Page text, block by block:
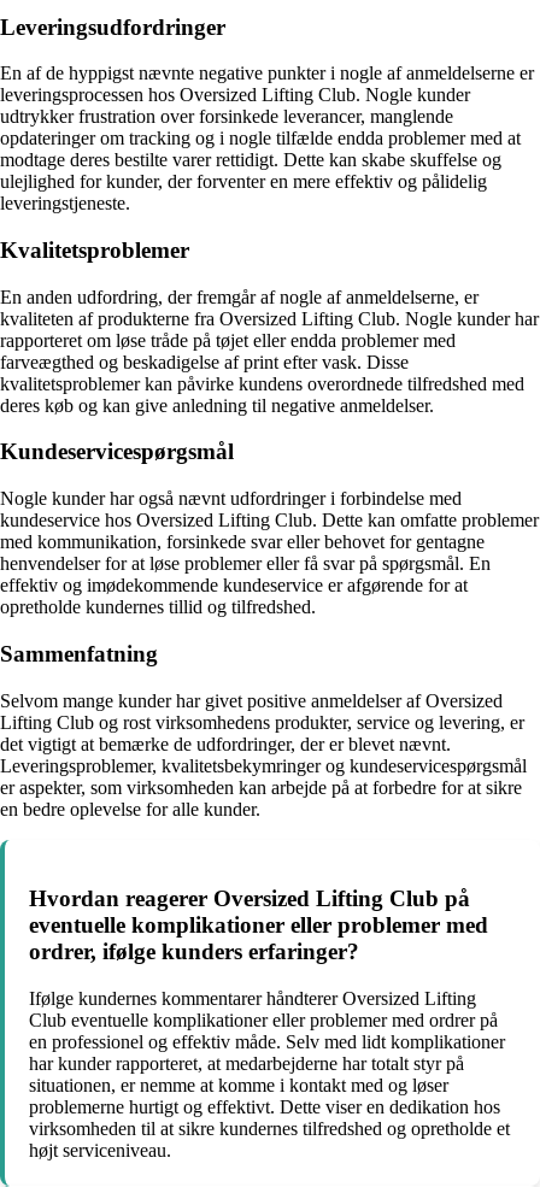
Leveringsudfordringer
En af de hyppigst nævnte negative punkter i nogle af anmeldelserne er
leveringsprocessen hos Oversized Lifting Club. Nogle kunder
udtrykker frustration over forsinkede leverancer, manglende
opdateringer om tracking og i nogle tilfælde endda problemer med at
modtage deres bestilte varer rettidigt. Dette kan skabe skuffelse og
ulejlighed for kunder, der forventer en mere effektiv og pålidelig
leveringstjeneste.
Kvalitetsproblemer
En anden udfordring, der fremgår af nogle af anmeldelserne, er
kvaliteten af produkterne fra Oversized Lifting Club. Nogle kunder har
rapporteret om løse tråde på tøjet eller endda problemer med
farveægthed og beskadigelse af print efter vask. Disse
kvalitetsproblemer kan påvirke kundens overordnede tilfredshed med
deres køb og kan give anledning til negative anmeldelser.
Kundeservicespørgsmål
Nogle kunder har også nævnt udfordringer i forbindelse med
kundeservice hos Oversized Lifting Club. Dette kan omfatte problemer
med kommunikation, forsinkede svar eller behovet for gentagne
henvendelser for at løse problemer eller få svar på spørgsmål. En
effektiv og imødekommende kundeservice er afgørende for at
opretholde kundernes tillid og tilfredshed.
Sammenfatning
Selvom mange kunder har givet positive anmeldelser af Oversized
Lifting Club og rost virksomhedens produkter, service og levering, er
det vigtigt at bemærke de udfordringer, der er blevet nævnt.
Leveringsproblemer, kvalitetsbekymringer og kundeservicespørgsmål
er aspekter, som virksomheden kan arbejde på at forbedre for at sikre
en bedre oplevelse for alle kunder.
Hvordan reagerer Oversized Lifting Club på
eventuelle komplikationer eller problemer med
ordrer, ifølge kunders erfaringer?
Ifølge kundernes kommentarer håndterer Oversized Lifting
Club eventuelle komplikationer eller problemer med ordrer på
en professionel og effektiv måde. Selv med lidt komplikationer
har kunder rapporteret, at medarbejderne har totalt styr på
situationen, er nemme at komme i kontakt med og løser
problemerne hurtigt og effektivt. Dette viser en dedikation hos
virksomheden til at sikre kundernes tilfredshed og opretholde et
højt serviceniveau.